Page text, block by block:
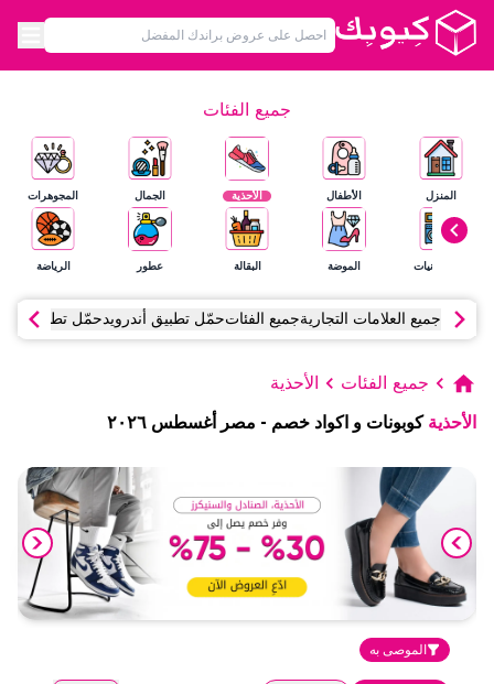
جميع الفئات
المنزل
الإلكترونيات
الأطفال
الموضة
الأحذية
البقالة
الجمال
عطور
المجوهرات
الرياضة
جميع العلامات التجاريةجميع الفئاتحمّل تطبيق أندرويدحمّل تطبيق آي
جميع الفئات الأحذية
الأحذية كوبونات و اكواد خصم - مصر أغسطس ٢٠٢٦
الموصى به